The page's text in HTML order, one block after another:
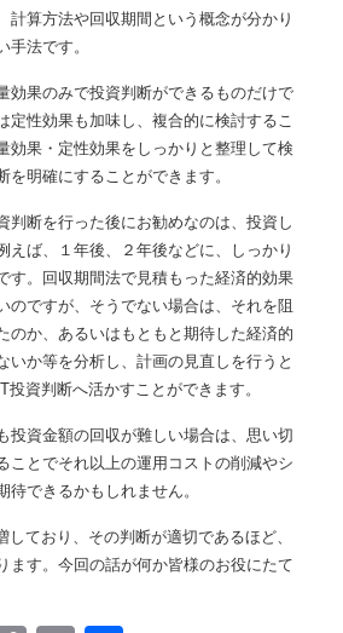
計算方法や回収期間という概念が分かり
手法です。
効果のみで投資判断ができるものだけで
定性効果も加味し、複合的に検討するこ
効果・定性効果をしっかりと整理して検
を明確にすることができます。
判断を行った後にお勧めなのは、投資し
えば、１年後、２年後などに、しっかり
す。回収期間法で見積もった経済的効果
のですが、そうでない場合は、それを阻
のか、あるいはもともと期待した経済的
いか等を分析し、計画の見直しを行うと
投資判断へ活かすことができます。
投資金額の回収が難しい場合は、思い切
ことでそれ以上の運用コストの削減やシ
待できるかもしれません。
しており、その判断が適切であるほど、
ます。今回の話が何か皆様のお役にたて